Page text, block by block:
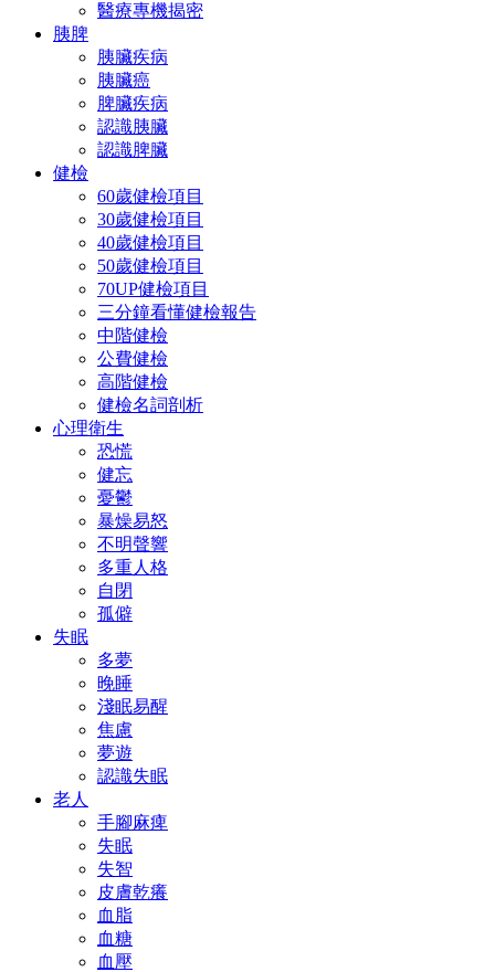
醫療專機揭密
胰脾
胰臟疾病
胰臟癌
脾臟疾病
認識胰臟
認識脾臟
健檢
60歲健檢項目
30歲健檢項目
40歲健檢項目
50歲健檢項目
70UP健檢項目
三分鐘看懂健檢報告
中階健檢
公費健檢
高階健檢
健檢名詞剖析
心理衛生
恐慌
健忘
憂鬱
暴燥易怒
不明聲響
多重人格
自閉
孤僻
失眠
多夢
晚睡
淺眠易醒
焦慮
夢遊
認識失眠
老人
手腳麻痺
失眠
失智
皮膚乾癢
血脂
血糖
血壓